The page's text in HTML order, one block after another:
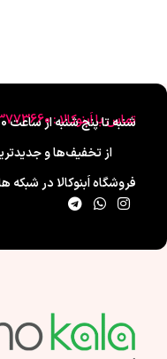
تماس با اَبنوکالا : 09193773660
شنبه تا پنج شنبه از ساعت 9:00 تا 24:00
از تخفیف‌ها و
فروشگاه اَبنوکالا در شبکه